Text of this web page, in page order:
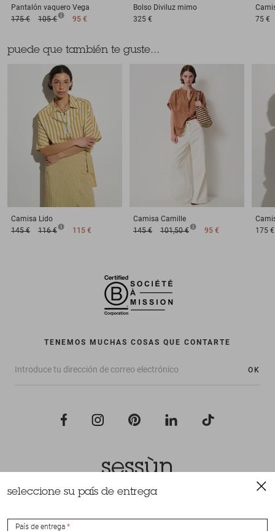
Pantalón vaquero Vega
175 €
105 € 95 €
Bolso Diviluz mimo
325 €
75 €
puede que también te guste...
Camisa Lido
145 €
116 € 115 €
Camisa Camille
145 €
101,50 € 95 €
175 €
TENEMOS MUCHAS COSAS QUE CONTARTE
OK
Todos los derechos reservados Sessùn 2022
seleccione su país de entrega
País de entrega